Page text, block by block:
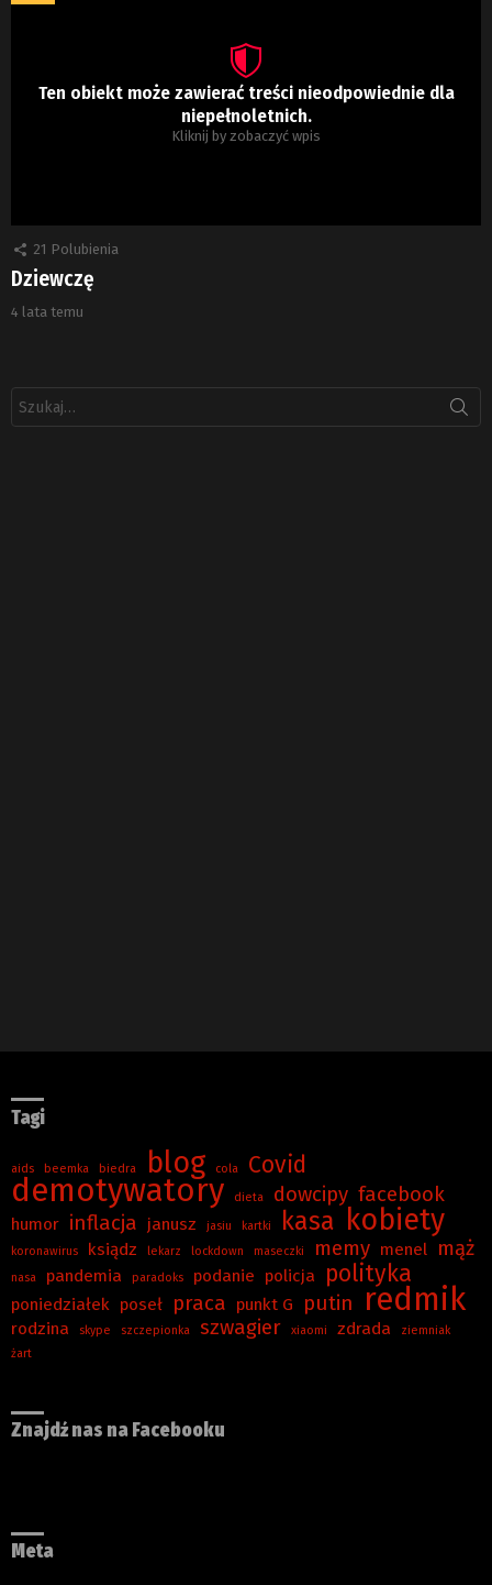
Ten obiekt może zawierać treści nieodpowiednie dla
niepełnoletnich.
Kliknij by zobaczyć wpis
21 Polubienia
Dziewczę
4 lata temu
Tagi
aids beemka biedra blog cola Covid
demotywatory dieta dowcipy facebook
humor inflacja janusz jasiu kartki kasa kobiety
koronawirus ksiądz lekarz lockdown maseczki memy menel mąż
nasa pandemia paradoks podanie policja polityka
poniedziałek poseł praca punkt G putin redmik
rodzina skype szczepionka szwagier xiaomi zdrada
ziemniak
żart
Znajdź nas na Facebooku
Meta